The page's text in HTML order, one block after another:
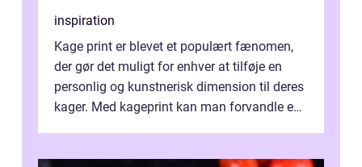
inspiration
Kage print er blevet et populært fænomen,
der gør det muligt for enhver at tilføje en
personlig og kunstnerisk dimension til deres
kager. Med kageprint kan man forvandle en